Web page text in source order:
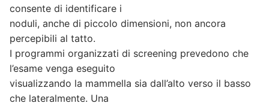
consente di identificare i
noduli, anche di piccolo dimensioni, non ancora
percepibili al tatto.
I programmi organizzati di screening prevedono che
l’esame venga eseguito
visualizzando la mammella sia dall’alto verso il basso
che lateralmente. Una